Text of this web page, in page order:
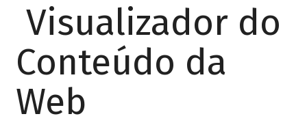
Visualizador do
Conteúdo da
Web